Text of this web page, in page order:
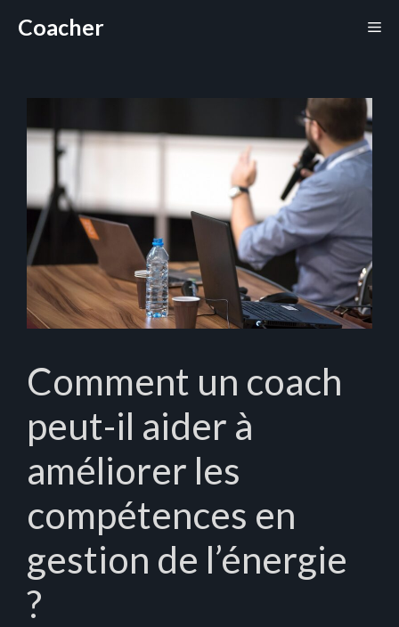
Coacher
Comment un coach
peut-il aider à
améliorer les
compétences en
gestion de l’énergie
?